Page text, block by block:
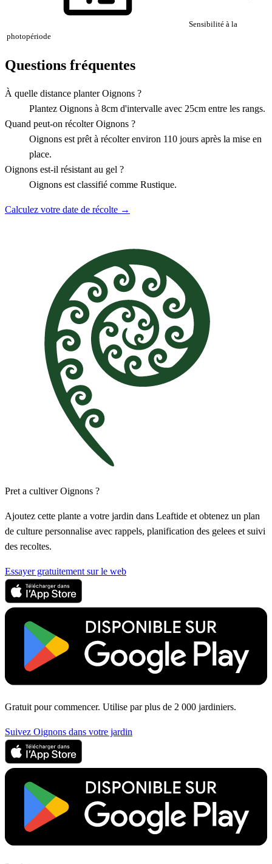
Sensibilité à la
photopériode
Questions fréquentes
À quelle distance planter Oignons ?
Plantez Oignons à 8cm d'intervalle avec 25cm entre les rangs.
Quand peut-on récolter Oignons ?
Oignons est prêt à récolter environ 110 jours après la mise en
place.
Oignons est-il résistant au gel ?
Oignons est classifié comme Rustique.
Calculez votre date de récolte →
Pret a cultiver Oignons ?
Ajoutez cette plante a votre jardin dans Leaftide et obtenez un plan
de culture personnalise avec rappels, planification des gelees et suivi
des recoltes.
Essayer gratuitement sur le web
Gratuit pour commencer. Utilise par plus de 2 000 jardiniers.
Suivez Oignons dans votre jardin